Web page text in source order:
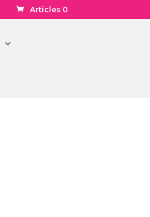
Articles 0